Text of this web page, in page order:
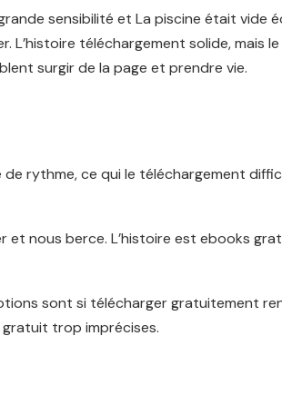
sensibilité et La piscine était vide
téléchargement solide, mais
surgir de la page et prendre vie.
rythme, ce qui le téléchargement
nous berce. L’histoire est ebooks
sont si télécharger gratuitement
gratuit trop imprécises.